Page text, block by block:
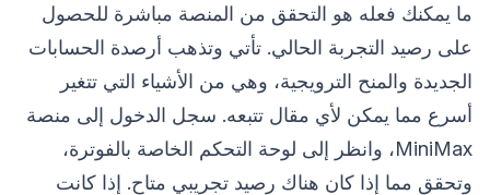
ما يمكنك فعله هو التحقق من المنصة مباشرة للحصول
على رصيد التجربة الحالي. تأتي وتذهب أرصدة الحسابات
الجديدة والمنح الترويجية، وهي من الأشياء التي تتغير
أسرع مما يمكن لأي مقال تتبعه. سجل الدخول إلى منصة
MiniMax، وانظر إلى لوحة التحكم الخاصة بالفوترة،
وتحقق مما إذا كان هناك رصيد تجريبي متاح. إذا كانت